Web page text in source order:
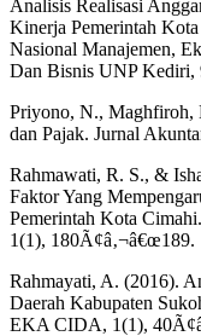
Analisis Realisasi
Kinerja Pemerintah
Nasional Manajemen,
Dan Bisnis UNP
Priyono, N., Maghfiroh,
dan Pajak. Jurnal
Rahmawati, R. S., &
Faktor Yang
Pemerintah Kota
1(1), 180Ã¢â‚¬â€œ189.
Rahmayati, A. (2016).
Daerah Kabupaten
EKA CIDA, 1(1),